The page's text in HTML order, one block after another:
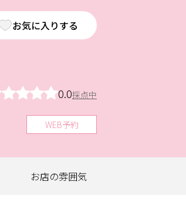
お気に入りする
0.0採点中
WEB予約
お店の雰囲気